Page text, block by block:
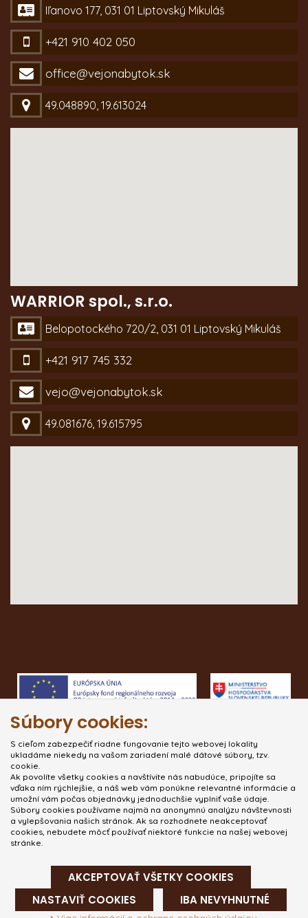
Iľanovo 177, 031 01 Liptovský Mikuláš
+421 910 402 050
office@vejonabytok.sk
49.048890, 19.613024
WARRIOR spol., s.r.o.
Belopotockého 720/2, 031 01 Liptovský Mikuláš
+421 917 745 332
vejo@vejonabytok.sk
49.081676, 19.615795
© 2020. All rights reserved. Creative solution.
Súbory cookies:
S cieľom zabezpečiť riadne fungovanie tejto webovej lokality
ukladáme niekedy na vašom zariadení malé dátové súbory, tzv.
cookie.
Ak povolíte všetky cookies a navštívite nás nabudúce, pripojíte sa
vďaka ním rýchlejšie, a náš web vám ponúkne relevantné informácie a
umožní vám počas objednávky jednoduchšie vyplniť vaše údaje.
Súbory cookies používame najmä na anonymnú analýzu návštevnosti
a vylepšovania našich stránok. Ak sa rozhodnete neakceptovať
cookies, nebudete môcť používať niektoré funkcie na našej webovej
stránke.
AKCEPTOVAŤ VŠETKY COOKIES
NASTAVIŤ COOKIES
IBA NEVYHNUTNÉ